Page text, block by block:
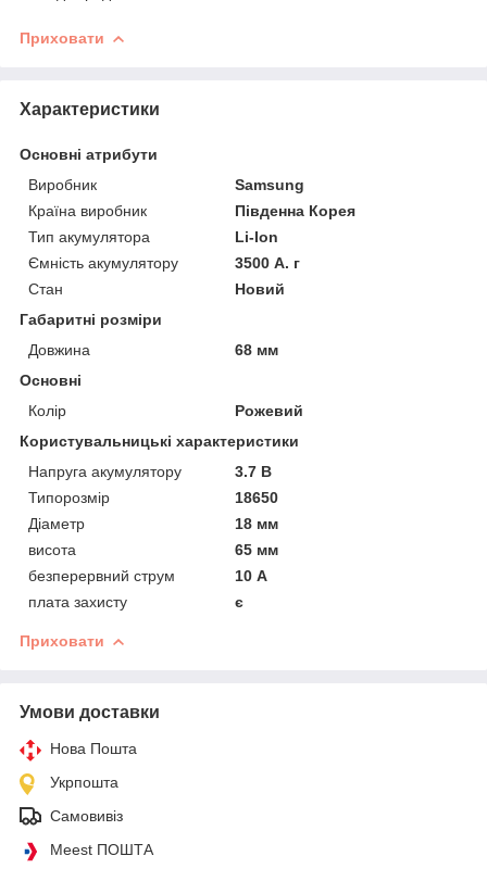
Приховати
Характеристики
Основні атрибути
Виробник
Samsung
Країна виробник
Південна Корея
Тип акумулятора
Li-Ion
Ємність акумулятору
3500 А. г
Стан
Новий
Габаритні розміри
Довжина
68 мм
Основні
Колір
Рожевий
Користувальницькі характеристики
Напруга акумулятору
3.7 В
Типорозмір
18650
Діаметр
18 мм
висота
65 мм
безперервний струм
10 А
плата захисту
є
Приховати
Умови доставки
Нова Пошта
Укрпошта
Самовивіз
Meest ПОШТА